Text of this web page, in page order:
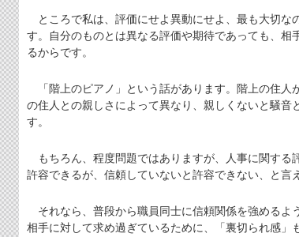
ところで私は、評価にせよ異動にせよ、最も大切な
す。自分のものとは異なる評価や期待であっても、相
るからです。
「階上のピアノ」という話があります。階上の住人
の住人との親しさによって異なり、親しくないと騒音
す。
もちろん、程度問題ではありますが、人事に関する
許容できるが、信頼していないと許容できない、と言
それなら、普段から職員同士に信頼関係を強めるよ
相手に対して求め過ぎているために、「裏切られ感」